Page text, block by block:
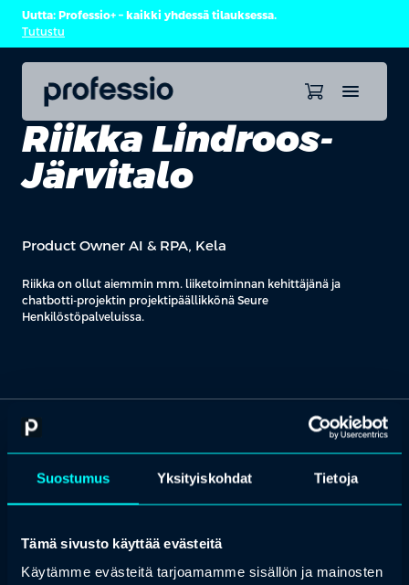
Suostumus Yksityiskohdat Tietoja
Tämä sivusto käyttää evästeitä
Käytämme evästeitä tarjoamamme sisällön ja mainosten
Uutta: Professio+ – kaikki yhdessä tilauksessa.
Tutustu
Riikka Lindroos-
Järvitalo
Product Owner AI & RPA, Kela
Riikka on ollut aiemmin mm. liiketoiminnan kehittäjänä ja
chatbotti-projektin projektipäällikkönä Seure
Henkilöstöpalveluissa.
OTA YHTEYTTÄ